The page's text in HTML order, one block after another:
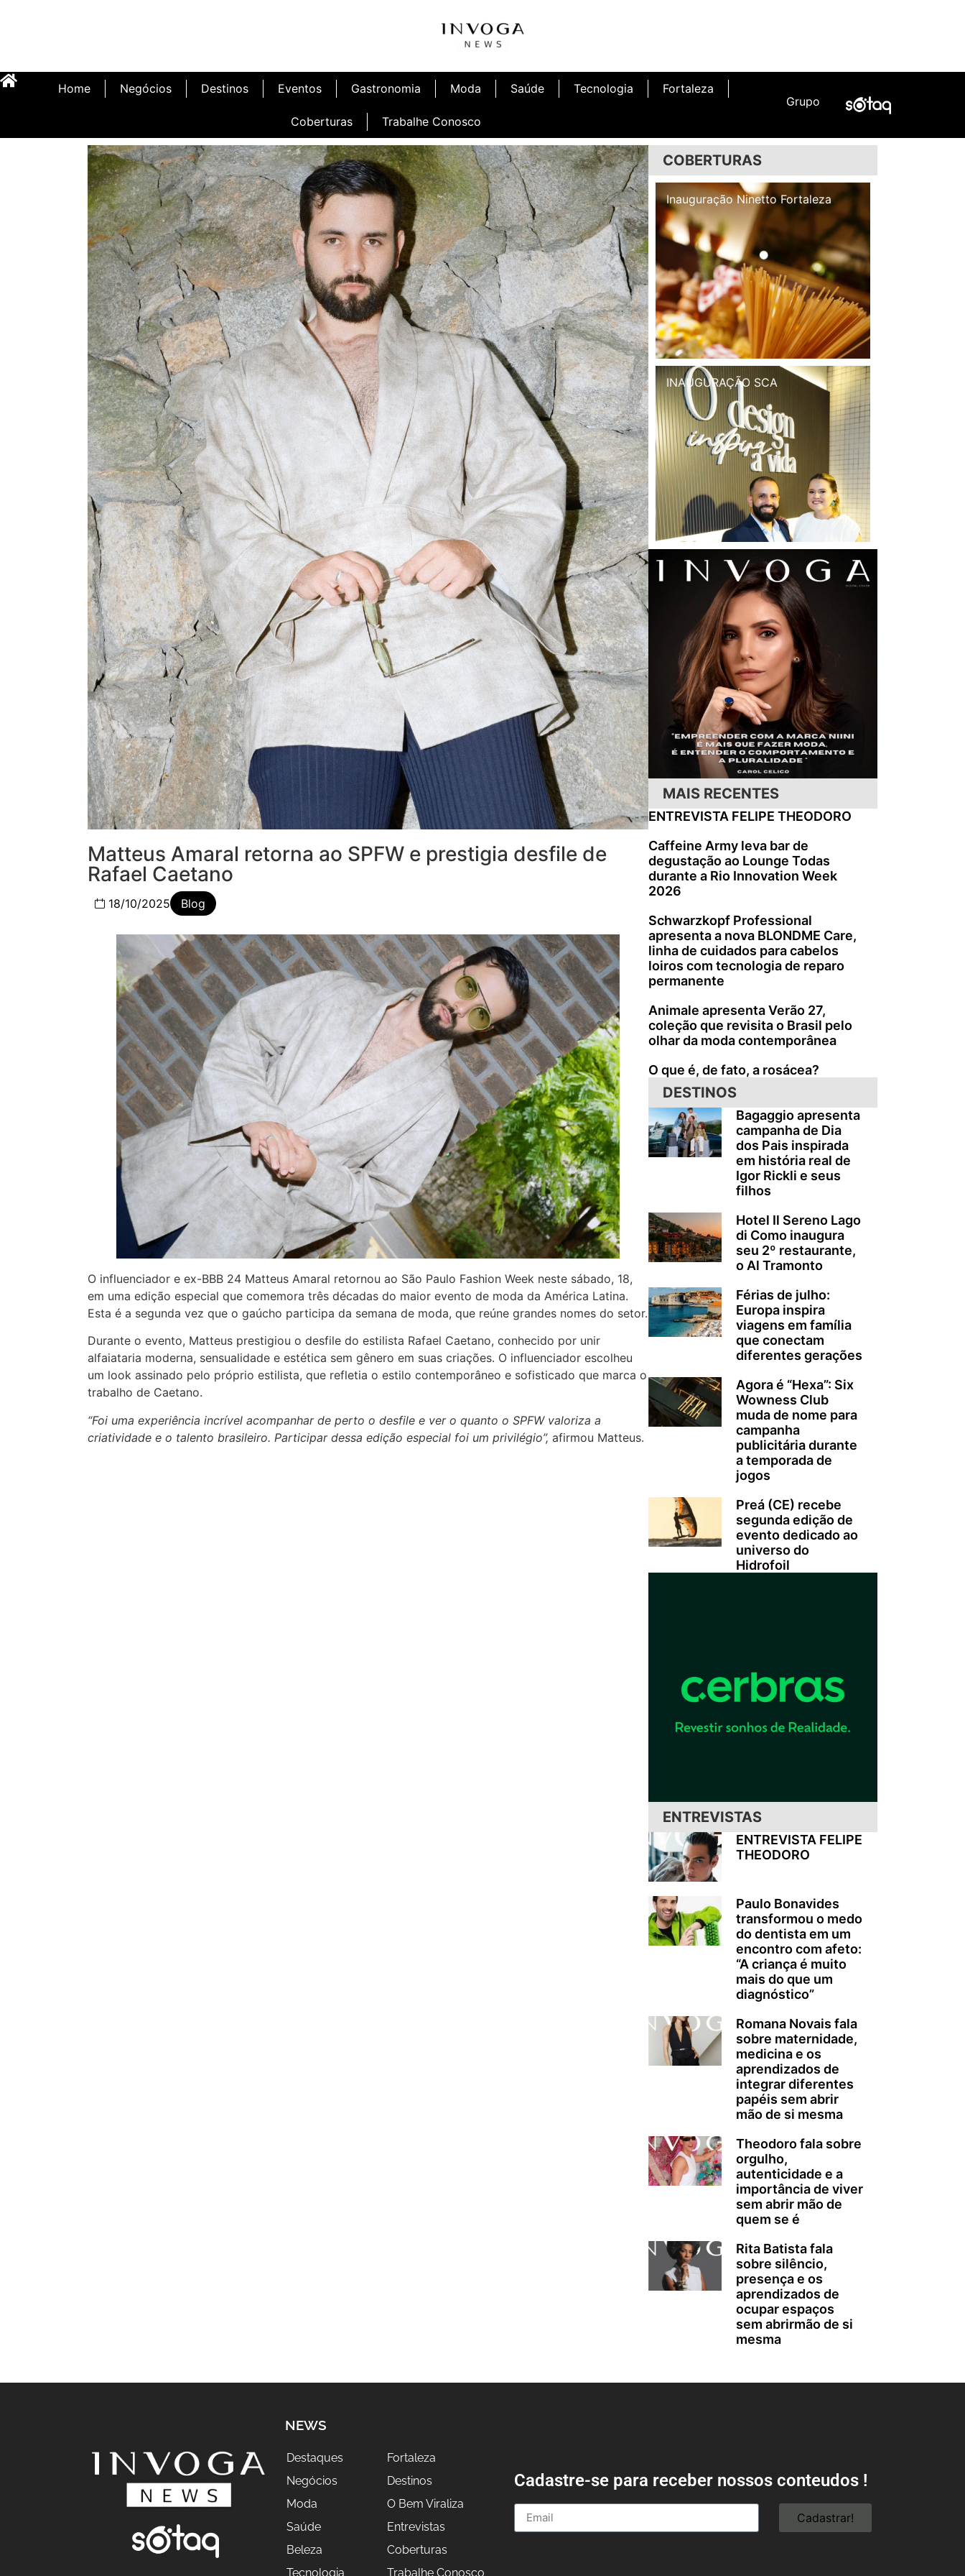
Home Negócios Destinos Eventos Gastronomia Moda Saúde Tecnologia Fortaleza
Coberturas Trabalhe Conosco
Grupo
Matteus Amaral retorna ao SPFW e prestigia desfile de
Rafael Caetano
18/10/2025 Blog
O influenciador e ex-BBB 24 Matteus Amaral retornou ao São Paulo Fashion Week neste sábado, 18,
em uma edição especial que comemora três décadas do maior evento de moda da América Latina.
Esta é a segunda vez que o gaúcho participa da semana de moda, que reúne grandes nomes do setor.
Durante o evento, Matteus prestigiou o desfile do estilista Rafael Caetano, conhecido por unir
alfaiataria moderna, sensualidade e estética sem gênero em suas criações. O influenciador escolheu
um look assinado pelo próprio estilista, que refletia o estilo contemporâneo e sofisticado que marca o
trabalho de Caetano.
“Foi uma experiência incrível acompanhar de perto o desfile e ver o quanto o SPFW valoriza a
criatividade e o talento brasileiro. Participar dessa edição especial foi um privilégio”, afirmou Matteus.
COBERTURAS
Inauguração Illa Café Inauguração Ninetto Fortaleza Inauguração Illa Café
INAUGURAÇÃO SCA
MAIS RECENTES
ENTREVISTA FELIPE THEODORO
Caffeine Army leva bar de
degustação ao Lounge Todas
durante a Rio Innovation Week
2026
Schwarzkopf Professional
apresenta a nova BLONDME Care,
linha de cuidados para cabelos
loiros com tecnologia de reparo
permanente
Animale apresenta Verão 27,
coleção que revisita o Brasil pelo
olhar da moda contemporânea
O que é, de fato, a rosácea?
DESTINOS
Bagaggio apresenta
campanha de Dia
dos Pais inspirada
em história real de
Igor Rickli e seus
filhos
Hotel Il Sereno Lago
di Como inaugura
seu 2º restaurante,
o Al Tramonto
Férias de julho:
Europa inspira
viagens em família
que conectam
diferentes gerações
Agora é “Hexa”: Six
Wowness Club
muda de nome para
campanha
publicitária durante
a temporada de
jogos
Preá (CE) recebe
segunda edição de
evento dedicado ao
universo do
Hidrofoil
ENTREVISTAS
ENTREVISTA FELIPE
THEODORO
Paulo Bonavides
transformou o medo
do dentista em um
encontro com afeto:
“A criança é muito
mais do que um
diagnóstico”
Romana Novais fala
sobre maternidade,
medicina e os
aprendizados de
integrar diferentes
papéis sem abrir
mão de si mesma
Theodoro fala sobre
orgulho,
autenticidade e a
importância de viver
sem abrir mão de
quem se é
Rita Batista fala
sobre silêncio,
presença e os
aprendizados de
ocupar espaços
sem abrirmão de si
mesma
NEWS
Destaques
Negócios
Moda
Saúde
Beleza
Tecnologia
Fortaleza
Destinos
O Bem Viraliza
Entrevistas
Coberturas
Trabalhe Conosco
Cadastre-se para receber nossos conteudos !
Cadastrar!